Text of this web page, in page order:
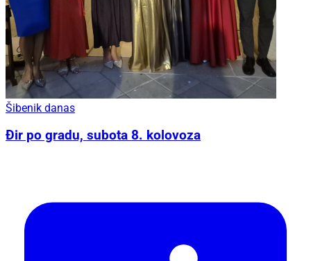
Šibenik danas
Đir po gradu, subota 8. kolovoza